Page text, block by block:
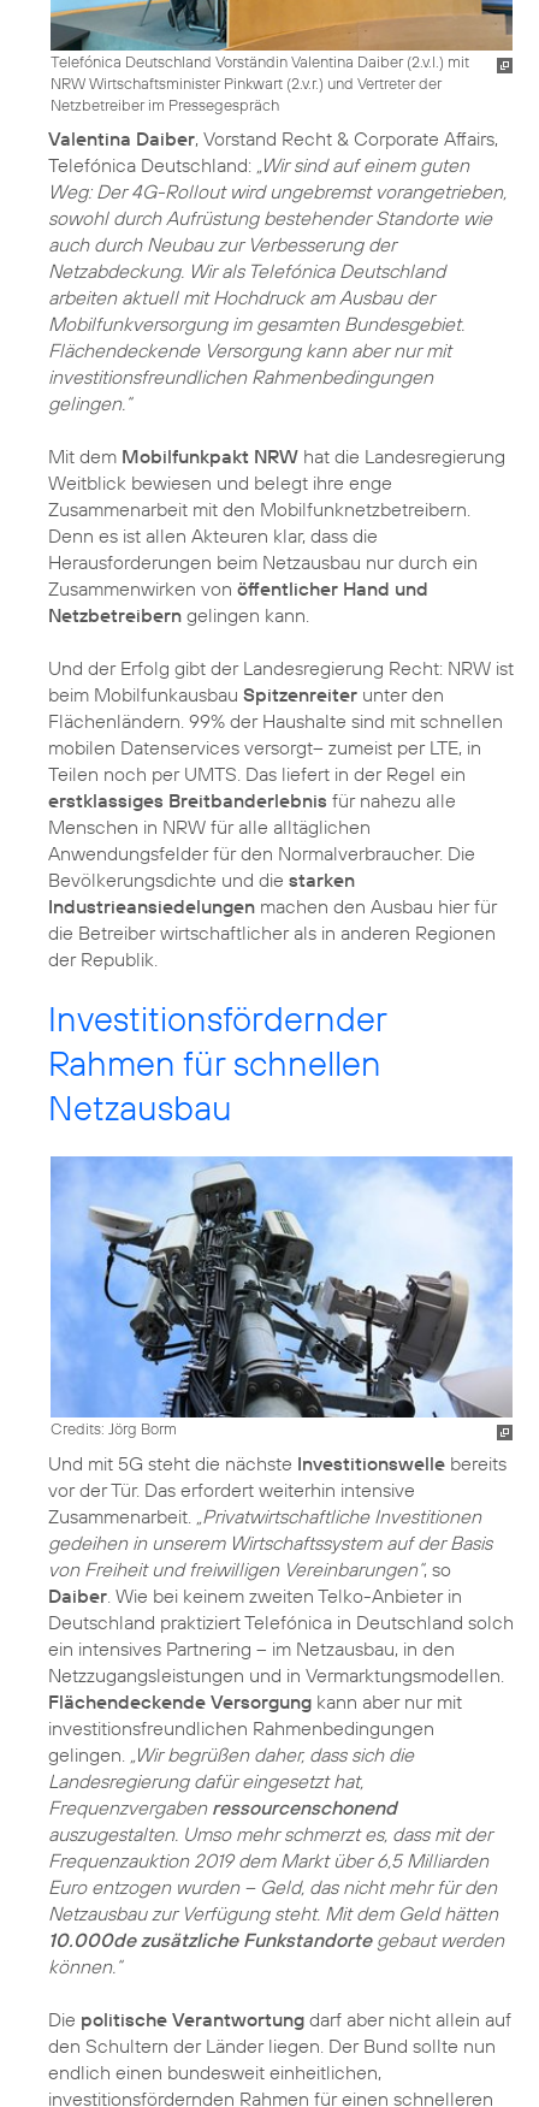
Telefónica Deutschland Vorständin Valentina Daiber (2.v.l.) mit
NRW Wirtschaftsminister Pinkwart (2.v.r.) und Vertreter der
Netzbetreiber im Pressegespräch
Valentina Daiber, Vorstand Recht & Corporate Affairs,
Telefónica Deutschland: „Wir sind auf einem guten
Weg: Der 4G-Rollout wird ungebremst vorangetrieben,
sowohl durch Aufrüstung bestehender Standorte wie
auch durch Neubau zur Verbesserung der
Netzabdeckung. Wir als Telefónica Deutschland
arbeiten aktuell mit Hochdruck am Ausbau der
Mobilfunkversorgung im gesamten Bundesgebiet.
Flächendeckende Versorgung kann aber nur mit
investitionsfreundlichen Rahmenbedingungen
gelingen.“
Mit dem Mobilfunkpakt NRW hat die Landesregierung
Weitblick bewiesen und belegt ihre enge
Zusammenarbeit mit den Mobilfunknetzbetreibern.
Denn es ist allen Akteuren klar, dass die
Herausforderungen beim Netzausbau nur durch ein
Zusammenwirken von öffentlicher Hand und
Netzbetreibern gelingen kann.
Und der Erfolg gibt der Landesregierung Recht: NRW ist
beim Mobilfunkausbau Spitzenreiter unter den
Flächenländern. 99% der Haushalte sind mit schnellen
mobilen Datenservices versorgt– zumeist per LTE, in
Teilen noch per UMTS. Das liefert in der Regel ein
erstklassiges Breitbanderlebnis für nahezu alle
Menschen in NRW für alle alltäglichen
Anwendungsfelder für den Normalverbraucher. Die
Bevölkerungsdichte und die starken
Industrieansiedelungen machen den Ausbau hier für
die Betreiber wirtschaftlicher als in anderen Regionen
Investitionsfördernder
Rahmen für schnellen
Netzausbau
Credits: Jörg Borm
Und mit 5G steht die nächste Investitionswelle bereits
vor der Tür. Das erfordert weiterhin intensive
Zusammenarbeit.
„Privatwirtschaftliche Investitionen
gedeihen in unserem Wirtschaftssystem auf der Basis
von Freiheit und freiwilligen Vereinbarungen“, so
Daiber . Wie bei keinem zweiten Telko-Anbieter in
Deutschland praktiziert Telefónica in Deutschland solch
ein intensives Partnering – im Netzausbau, in den
Netzzugangsleistungen und in Vermarktungsmodellen.
Flächendeckende Versorgung kann aber nur mit
investitionsfreundlichen Rahmenbedingungen
gelingen.
„Wir begrüßen daher, dass sich die
Landesregierung dafür eingesetzt hat,
Frequenzvergaben ressourcenschonend
auszugestalten. Umso mehr schmerzt es, dass mit der
Frequenzauktion 2019 dem Markt über 6,5 Milliarden
Euro entzogen wurden – Geld, das nicht mehr für den
Netzausbau zur Verfügung steht. Mit dem Geld hätten
10.000de zusätzliche Funkstandortegebaut werden
können.“
Die politische Verantwortung darf aber nicht allein auf
den Schultern der Länder liegen. Der Bund sollte nun
endlich einen bundesweit einheitlichen,
investitionsfördernden Rahmen für einen schnelleren